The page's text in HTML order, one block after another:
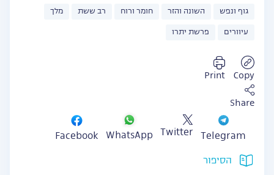
גוף ונפש השונה והזר חומר ורוח רב ששת מלך
עיוורים פרשת יתרו
Copy
Print
Share
Telegram
Twitter
WhatsApp
Facebook
הסיפור